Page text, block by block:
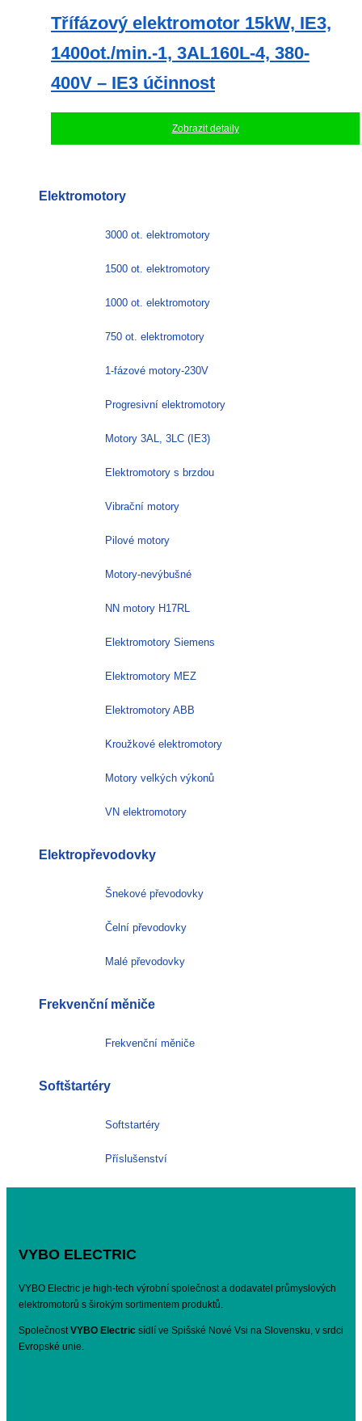
Třífázový elektromotor 15kW, IE3,
1400ot./min.-1, 3AL160L-4, 380-
400V – IE3 účinnost
Zobrazit detaily
Elektromotory
3000 ot. elektromotory
1500 ot. elektromotory
1000 ot. elektromotory
750 ot. elektromotory
1-fázové motory-230V
Progresivní elektromotory
Motory 3AL, 3LC (IE3)
Elektromotory s brzdou
Vibrační motory
Pilové motory
Motory-nevýbušné
NN motory H17RL
Elektromotory Siemens
Elektromotory MEZ
Elektromotory ABB
Kroužkové elektromotory
Motory velkých výkonů
VN elektromotory
Elektropřevodovky
Šnekové převodovky
Čelní převodovky
Malé převodovky
Frekvenční měniče
Frekvenční měniče
Softštartéry
Softstartéry
Příslušenství
VYBO ELECTRIC
VYBO Electric je high-tech výrobní společnost a dodavatel průmyslových
elektromotorů s širokým sortimentem produktů.
SpolečnostVYBO Electric sídlí ve Spišské Nové Vsi na Slovensku, v srdci
Evropské unie.